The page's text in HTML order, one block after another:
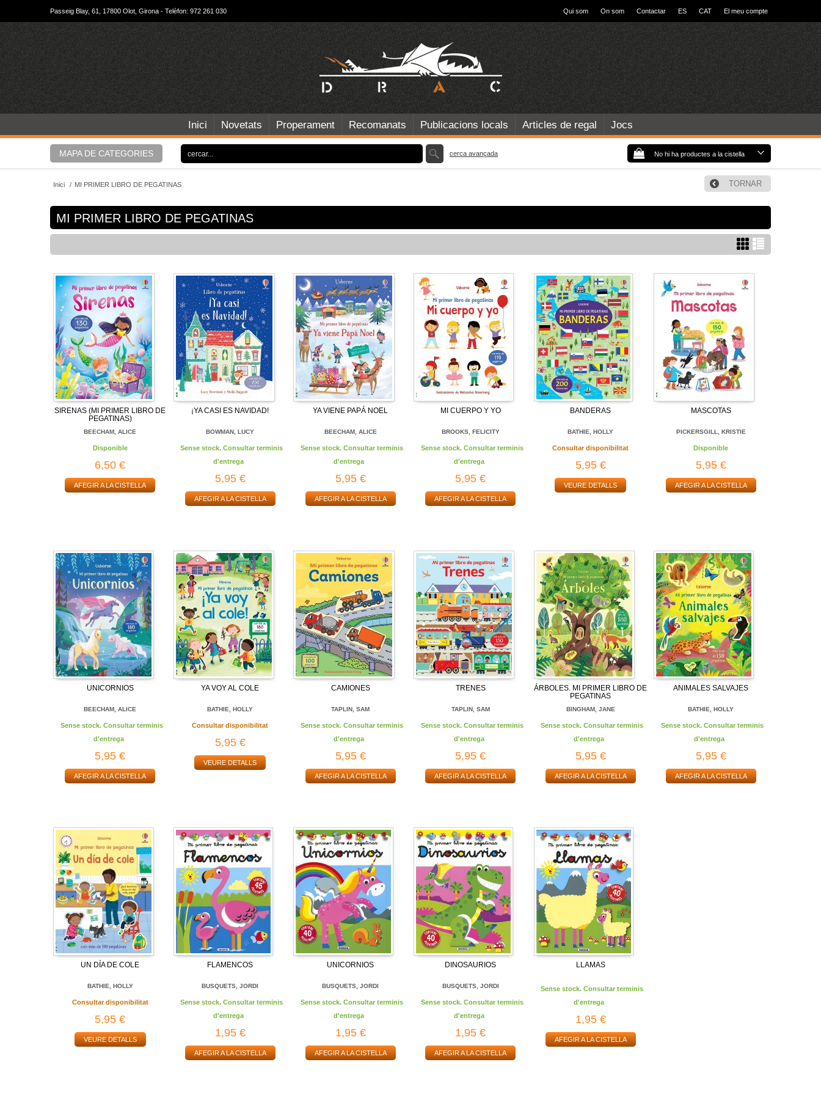
Passeig Blay, 61, 17800 Olot, Girona - Telèfon: 972 261 030 Qui som On som Contactar ES CAT El meu compte
Inici Novetats Properament Recomanats Publicacions locals Articles de regal Jocs
MAPA DE CATEGORIES No hi ha productes a la cistella
cerca avançada
Inici / MI PRIMER LIBRO DE PEGATINAS TORNAR
MI PRIMER LIBRO DE PEGATINAS
SIRENAS (MI PRIMER LIBRO DE
PEGATINAS)
BEECHAM, ALICE
Disponible
6,50 €
AFEGIR A LA CISTELLA
¡YA CASI ES NAVIDAD!
BOWMAN, LUCY
Sense stock. Consultar terminis
d'entrega
5,95 €
AFEGIR A LA CISTELLA
YA VIENE PAPÁ NOEL
BEECHAM, ALICE
Sense stock. Consultar terminis
d'entrega
5,95 €
AFEGIR A LA CISTELLA
MI CUERPO Y YO
BROOKS, FELICITY
Sense stock. Consultar terminis
d'entrega
5,95 €
AFEGIR A LA CISTELLA
BANDERAS
BATHIE, HOLLY
Consultar disponibilitat
5,95 €
VEURE DETALLS
MASCOTAS
PICKERSGILL, KRISTIE
Disponible
5,95 €
AFEGIR A LA CISTELLA
UNICORNIOS
BEECHAM, ALICE
Sense stock. Consultar terminis
d'entrega
5,95 €
AFEGIR A LA CISTELLA
YA VOY AL COLE
BATHIE, HOLLY
Consultar disponibilitat
5,95 €
VEURE DETALLS
CAMIONES
TAPLIN, SAM
Sense stock. Consultar terminis
d'entrega
5,95 €
AFEGIR A LA CISTELLA
TRENES
TAPLIN, SAM
Sense stock. Consultar terminis
d'entrega
5,95 €
AFEGIR A LA CISTELLA
ÁRBOLES. MI PRIMER LIBRO DE
PEGATINAS
BINGHAM, JANE
Sense stock. Consultar terminis
d'entrega
5,95 €
AFEGIR A LA CISTELLA
ANIMALES SALVAJES
BATHIE, HOLLY
Sense stock. Consultar terminis
d'entrega
5,95 €
AFEGIR A LA CISTELLA
UN DÍA DE COLE
BATHIE, HOLLY
Consultar disponibilitat
5,95 €
VEURE DETALLS
FLAMENCOS
BUSQUETS, JORDI
Sense stock. Consultar terminis
d'entrega
1,95 €
AFEGIR A LA CISTELLA
UNICORNIOS
BUSQUETS, JORDI
Sense stock. Consultar terminis
d'entrega
1,95 €
AFEGIR A LA CISTELLA
DINOSAURIOS
BUSQUETS, JORDI
Sense stock. Consultar terminis
d'entrega
1,95 €
AFEGIR A LA CISTELLA
LLAMAS
Sense stock. Consultar terminis
d'entrega
1,95 €
AFEGIR A LA CISTELLA